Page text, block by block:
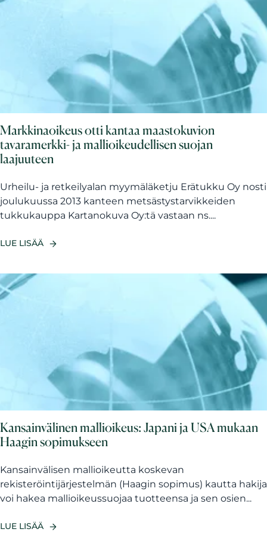
Markkinaoikeus otti kantaa maastokuvion
tavaramerkki- ja mallioikeudellisen suojan
laajuuteen
Urheilu- ja retkeilyalan myymäläketju Erätukku Oy nosti
joulukuussa 2013 kanteen metsästystarvikkeiden
tukkukauppa Kartanokuva Oy:tä vastaan ns....
LUE LISÄÄ
Kansainvälinen mallioikeus: Japani ja USA mukaan
Haagin sopimukseen
Kansainvälisen mallioikeutta koskevan
rekisteröintijärjestelmän (Haagin sopimus) kautta hakija
voi hakea mallioikeussuojaa tuotteensa ja sen osien...
LUE LISÄÄ